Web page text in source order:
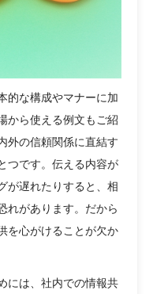
的な構成やマナーに加
から使える例文もご紹
外の信頼関係に直結す
つです。伝える内容が
が遅れたりすると、相
れがあります。だから
を心がけることが欠か
には、社内での情報共